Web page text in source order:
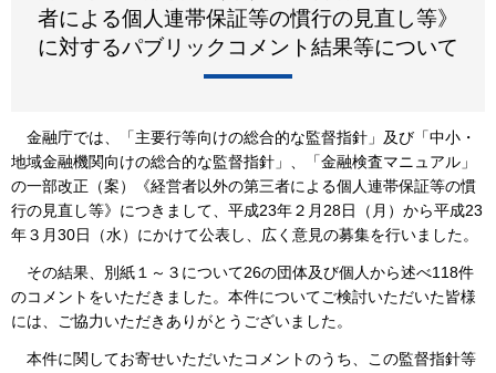
者による個人連帯保証等の慣行の見直し等》
に対するパブリックコメント結果等について
金融庁では、「主要行等向けの総合的な監督指針」及び「中小・
地域金融機関向けの総合的な監督指針」、「金融検査マニュアル」
の一部改正（案）《経営者以外の第三者による個人連帯保証等の慣
行の見直し等》につきまして、平成23年２月28日（月）から平成23
年３月30日（水）にかけて公表し、広く意見の募集を行いました。
その結果、別紙１～３について26の団体及び個人から述べ118件
のコメントをいただきました。本件についてご検討いただいた皆様
には、ご協力いただきありがとうございました。
本件に関してお寄せいただいたコメントのうち、この監督指針等